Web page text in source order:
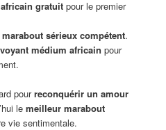
gratuitpour le premier
marabout sérieux compétent.
médium africain pour
pourreconquérir un amour
lemeilleur marabout
vie sentimentale.